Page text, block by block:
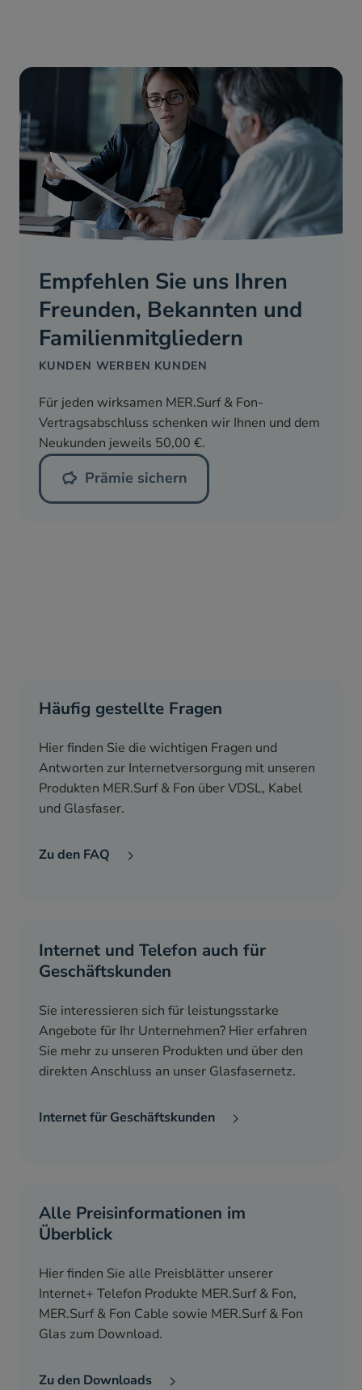
Empfehlen Sie uns Ihren
Freunden, Bekannten und
Familienmitgliedern
KUNDEN WERBEN KUNDEN
Für jeden wirksamen MER.Surf & Fon-
Vertragsabschluss schenken wir Ihnen und dem
Neukunden jeweils 50,00 €.
Prämie sichern
Häufig gestellte Fragen
Hier finden Sie die wichtigen Fragen und
Antworten zur Internetversorgung mit unseren
Produkten MER.Surf & Fon über VDSL, Kabel
und Glasfaser.
Zu den FAQ
Internet und Telefon auch für
Geschäftskunden
Sie interessieren sich für leistungsstarke
Angebote für Ihr Unternehmen? Hier erfahren
Sie mehr zu unseren Produkten und über den
direkten Anschluss an unser Glasfasernetz.
Internet für Geschäftskunden
Alle Preisinformationen im
Überblick
Hier finden Sie alle Preisblätter unserer
Internet+ Telefon Produkte MER.Surf & Fon,
MER.Surf & Fon Cable sowie MER.Surf & Fon
Glas zum Download.
Zu den Downloads